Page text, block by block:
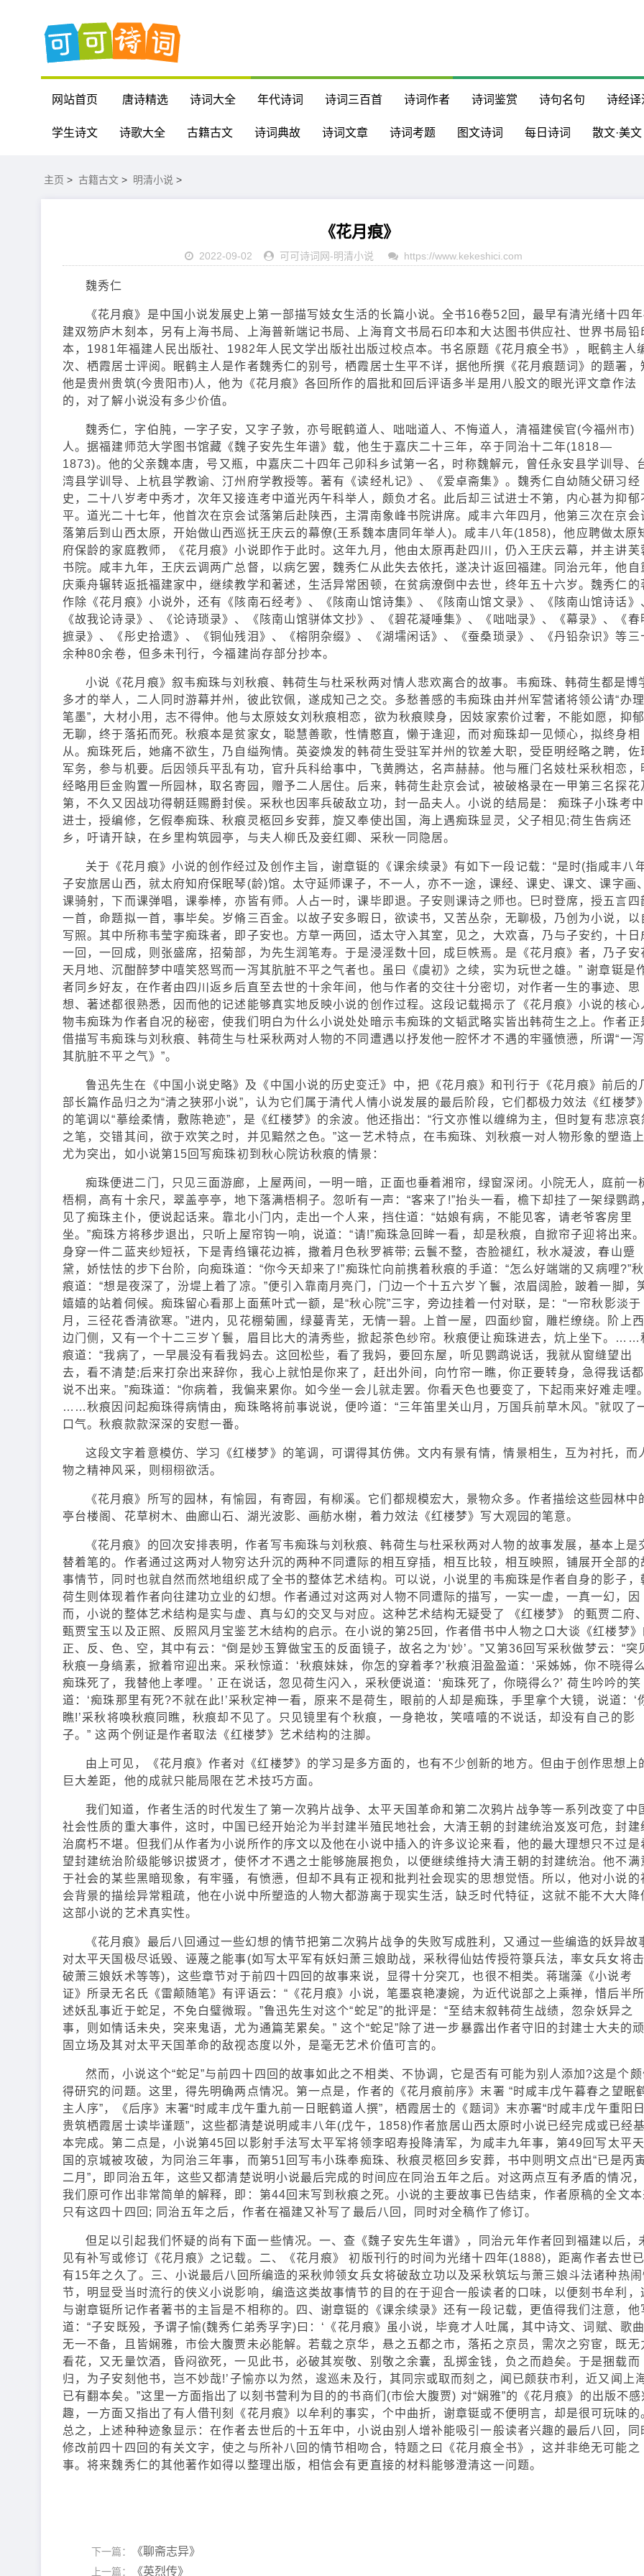
网站首页 唐诗精选 诗词大全 年代诗词 诗词三百首 诗词作者 诗词鉴赏 诗句名句 诗经译
学生诗文 诗歌大全 古籍古文 诗词典故 诗词文章 诗词考题 图文诗词 每日诗词 散文·美文
主页 > 古籍古文 > 明清小说 >
《花月痕》
2022-09-02 可可诗词网-明清小说 https://www.kekeshici.com
魏秀仁
《花月痕》是中国小说发展史上第一部描写妓女生活的长篇小说。全书16卷52回，最早有清光绪十四年
建双笏庐木刻本，另有上海书局、上海普新端记书局、上海育文书局石印本和大达图书供应社、世界书局铅
本，1981年福建人民出版社、1982年人民文学出版社出版过校点本。书名原题《花月痕全书》，眠鹤主人
次、栖霞居士评阅。眠鹤主人是作者魏秀仁的别号，栖霞居士生平不详，据他所撰《花月痕题词》的题署，
他是贵州贵筑(今贵阳市)人，他为《花月痕》各回所作的眉批和回后评语多半是用八股文的眼光评文章作法
的，对了解小说没有多少价值。
魏秀仁，字伯肫，一字子安，又字子敦，亦号眠鹤道人、咄咄道人、不悔道人，清福建侯官(今福州市)
人。据福建师范大学图书馆藏《魏子安先生年谱》载，他生于嘉庆二十三年，卒于同治十二年(1818—
1873)。他的父亲魏本唐，号又瓶，中嘉庆二十四年己卯科乡试第一名，时称魏解元，曾任永安县学训导、
湾县学训导、上杭县学教谕、汀州府学教授等。著有《读经札记》、《爱卓斋集》。魏秀仁自幼随父研习经
史，二十八岁考中秀才，次年又接连考中道光丙午科举人，颇负才名。此后却三试进士不第，内心甚为抑郁
平。道光二十七年，他首次在京会试落第后赴陕西，主渭南象峰书院讲席。咸丰六年四月，他第三次在京会
落第后到山西太原，开始做山西巡抚王庆云的幕僚(王系魏本唐同年举人)。咸丰八年(1858)，他应聘做太原
府保龄的家庭教师，《花月痕》小说即作于此时。这年九月，他由太原再赴四川，仍入王庆云幕，并主讲芙
书院。咸丰九年，王庆云调两广总督，以病乞罢，魏秀仁从此失去依托，遂决计返回福建。同治元年，他自
庆乘舟辗转返抵福建家中，继续教学和著述，生活异常困顿，在贫病潦倒中去世，终年五十六岁。魏秀仁的
作除《花月痕》小说外，还有《陔南石经考》、《陔南山馆诗集》、《陔南山馆文录》、《陔南山馆诗话》
《故我论诗录》、《论诗琐录》、《陔南山馆骈体文抄》、《碧花凝唾集》、《咄咄录》、《幕录》、《春
摭录》、《彤史拾遗》、《铜仙残泪》、《榕阴杂缀》、《湖壖闲话》、《蚕桑琐录》、《丹铅杂识》等三
余种80余卷，但多未刊行，今福建尚存部分抄本。
小说《花月痕》叙韦痴珠与刘秋痕、韩荷生与杜采秋两对情人悲欢离合的故事。韦痴珠、韩荷生都是博
多才的举人，二人同时游幕并州，彼此钦佩，遂成知己之交。多愁善感的韦痴珠由并州军营诸将领公请“办理
笔墨”，大材小用，志不得伸。他与太原妓女刘秋痕相恋，欲为秋痕赎身，因妓家索价过奢，不能如愿，抑郁
无聊，终于落拓而死。秋痕本是贫家女，聪慧善歌，性情憨直，懒于逢迎，而对痴珠却一见倾心，拟终身相
从。痴珠死后，她痛不欲生，乃自缢殉情。英姿焕发的韩荷生受驻军并州的钦差大职，受臣明经略之聘，佐
军务，参与机要。后因领兵平乱有功，官升兵科给事中，飞黄腾达，名声赫赫。他与雁门名妓杜采秋相恋，
经略用巨金购置一所园林，取名寄园，赠予二人居住。后来，韩荷生赴京会试，被破格录在一甲第三名探花
第，不久又因战功得朝廷赐爵封侯。采秋也因率兵破敌立功，封一品夫人。小说的结局是： 痴珠子小珠考中
进士，授编修，乞假奉痴珠、秋痕灵柩回乡安葬，旋又奉使出国，海上遇痴珠显灵，父子相见;荷生告病还
乡，吁请开缺，在乡里构筑园亭，与夫人柳氏及妾红卿、采秋一同隐居。
关于《花月痕》小说的创作经过及创作主旨，谢章铤的《课余续录》有如下一段记载：“是时(指咸丰八
子安旅居山西，就太府知府保眠琴(龄)馆。太守延师课子，不一人，亦不一途，课经、课史、课文、课字画、
课骑射，下而课弹唱，课拳棒，亦皆有师。人占一时，课毕即退。子安则课诗之师也。巳时登席，授五言四
一首，命题拟一首，事毕矣。岁脩三百金。以故子安多暇日，欲读书，又苦丛杂，无聊极，乃创为小说，以
写照。其中所称韦莹字痴珠者，即子安也。方草一两回，适太守入其室，见之，大欢喜，乃与子安约，十日
一回，一回成，则张盛席，招菊部，为先生润笔寿。于是浸淫数十回，成巨帙焉。是《花月痕》者，乃子安
天月地、沉酣醉梦中嘻笑怒骂而一泻其肮脏不平之气者也。虽曰《虞初》之续，实为玩世之雄。” 谢章铤是
者同乡好友，在作者由四川返乡后直至去世的十余年间，他与作者的交往十分密切，对作者一生的事迹、思
想、著述都很熟悉，因而他的记述能够真实地反映小说的创作过程。这段记载揭示了《花月痕》小说的核心
物韦痴珠为作者自况的秘密，使我们明白为什么小说处处暗示韦痴珠的文韬武略实皆出韩荷生之上。作者正
借描写韦痴珠与刘秋痕、韩荷生与杜采秋两对人物的不同遭遇以抒发他一腔怀才不遇的牢骚愤懑，所谓“一泻
其肮脏不平之气》”。
鲁迅先生在《中国小说史略》及《中国小说的历史变迁》中，把《花月痕》和刊行于《花月痕》前后的
部长篇作品归之为“清之狭邪小说”，认为它们属于清代人情小说发展的最后阶段，它们都极力效法《红楼梦》
的笔调以“摹绘柔情，敷陈艳迹”，是《红楼梦》的余波。他还指出：“行文亦惟以缠绵为主，但时复有悲凉哀
之笔，交错其间，欲于欢笑之时，并见黯然之色。”这一艺术特点，在韦痴珠、刘秋痕一对人物形象的塑造上
尤为突出，如小说第15回写痴珠初到秋心院访秋痕的情景：
痴珠便进二门，只见三面游廊，上屋两间，一明一暗，正面也垂着湘帘，绿窗深闭。小院无人，庭前一
梧桐，高有十余尺，翠盖亭亭，地下落满梧桐子。忽听有一声：“客来了!”抬头一看，檐下却挂了一架绿鹦鹉
见了痴珠主仆，便说起话来。靠北小门内，走出一个人来，挡住道：“姑娘有病，不能见客，请老爷客房里
坐。”痴珠方将移步退出，只听上屋帘钩一响，说道：“请!”痴珠急回眸一看，却是秋痕，自掀帘子迎将出来。
身穿一件二蓝夹纱短袄，下是青绉镶花边裤，撒着月色秋罗裤带; 云鬟不整，杏脸褪红，秋水凝波，春山蹙
黛，娇怯怯的步下台阶，向痴珠道：“你今天却来了!”痴珠忙向前携着秋痕的手道：“怎么好端端的又病哩?”秋
痕道：“想是夜深了，汾堤上着了凉。”便引入靠南月亮门，门边一个十五六岁丫鬟，浓眉阔脸，跛着一脚，
嬉嬉的站着伺候。痴珠留心看那上面蕉叶式一额，是“秋心院”三字，旁边挂着一付对联，是：“一帘秋影淡于
月，三径花香清欲寒。”进内，见花棚菊圃，绿蔓青芜，无情一碧。上首一屋，四面纱窗，雕栏缭绕。阶上西
边门侧，又有一个十二三岁丫鬟，眉目比大的清秀些，掀起茶色纱帘。秋痕便让痴珠进去，炕上坐下。……
痕道：“我病了，一早晨没有看我妈去。这回松些，看了我妈，要回东屋，听见鹦鹉说话，我就从窗缝望出
去，看不清楚;后来打杂出来辞你，我心上就怕是你来了，赶出外间，向竹帘一瞧，你正要转身，急得我话都
说不出来。”痴珠道：“你病着，我偏来累你。如今坐一会儿就走罢。你看天色也要变了，下起雨来好难走哩
……秋痕因问起痴珠得病情由，痴珠略将前事说说，便吟道：“三年笛里关山月，万国兵前草木风。”就叹了
口气。秋痕款款深深的安慰一番。
这段文字着意模仿、学习《红楼梦》的笔调，可谓得其仿佛。文内有景有情，情景相生，互为衬托，而
物之精神风采，则栩栩欲活。
《花月痕》所写的园林，有愉园，有寄园，有柳溪。它们都规模宏大，景物众多。作者描绘这些园林中
亭台楼阁、花草树木、曲廊山石、湖光波影、画舫水榭，着力效法《红楼梦》写大观园的笔意。
《花月痕》的回次安排表明，作者写韦痴珠与刘秋痕、韩荷生与杜采秋两对人物的故事发展，基本上是
替着笔的。作者通过这两对人物穷达升沉的两种不同遭际的相互穿插，相互比较，相互映照，铺展开全部的
事情节，同时也就自然而然地组织成了全书的整体艺术结构。可以说，小说里的韦痴珠是作者自身的影子，
荷生则体现着作者向往建功立业的幻想。作者通过对这两对人物不同遭际的描写，一实一虚，一真一幻，因
而，小说的整体艺术结构是实与虚、真与幻的交叉与对应。这种艺术结构无疑受了 《红楼梦》 的甄贾二府、
甄贾宝玉以及正照、反照风月宝鉴艺木结构的启示。在小说的第25回，作者借书中人物之口大谈《红楼梦》
正、反、色、空，其中有云：“倒是妙玉算做宝玉的反面镜子，故名之为‘妙’。”又第36回写采秋做梦云：“突
秋痕一身缟素，掀着帘迎出来。采秋惊道：‘秋痕妹妹，你怎的穿着孝?’秋痕泪盈盈道：‘采姊姊，你不晓得
痴珠死了，我替他上孝哩。’ 正在说话，忽见荷生闪入，采秋便说道：‘痴珠死了，你晓得么?’ 荷生吟吟的笑
道：‘痴珠那里有死?不就在此!’采秋定神一看，原来不是荷生，眼前的人却是痴珠，手里拿个大镜，说道：‘
瞧!’采秋将唤秋痕同瞧，秋痕却不见了。只见镜里有个秋痕，一身艳妆，笑嘻嘻的不说话，却没有自己的影
子。” 这两个例证是作者取法《红楼梦》艺术结构的注脚。
由上可见，《花月痕》作者对《红楼梦》的学习是多方面的，也有不少创新的地方。但由于创作思想上
巨大差距，他的成就只能局限在艺术技巧方面。
我们知道，作者生活的时代发生了第一次鸦片战争、太平天国革命和第二次鸦片战争等一系列改变了中
社会性质的重大事件，这时，中国已经开始沦为半封建半殖民地社会，大清王朝的封建统治岌岌可危，封建
治腐朽不堪。但我们从作者为小说所作的序文以及他在小说中插入的许多议论来看，他的最大理想只不过是
望封建统治阶级能够识拔贤才，使怀才不遇之士能够施展抱负，以便继续维持大清王朝的封建统治。他不满
于社会的某些黑暗现象，有牢骚，有愤懑，但却不具有正视和批判社会现实的思想觉悟。所以，他对小说的
会背景的描绘异常粗疏，他在小说中所塑造的人物大都游离于现实生活，缺乏时代特征，这就不能不大大降
这部小说的艺术真实性。
《花月痕》最后八回通过一些幻想的情节把第二次鸦片战争的失败写成胜利，又通过一些编造的妖异故
对太平天国极尽诋毁、诬蔑之能事(如写太平军有妖妇萧三娘助战，采秋得仙姑传授符箓兵法，率女兵女将击
破萧三娘妖术等等)，这些章节对于前四十四回的故事来说，显得十分突兀，也很不相类。蒋瑞藻《小说考
证》所录无名氏《雷颠随笔》有评语云：“《花月痕》小说，笔墨哀艳凄婉，为近代说部之上乘禅，惜后半所
述妖乱事近于蛇足，不免白璧微瑕。”鲁迅先生对这个“蛇足”的批评是：“至结末叙韩荷生战绩，忽杂妖异之
事，则如情话未央，突来鬼语，尤为通篇芜累矣。” 这个“蛇足”除了进一步暴露出作者守旧的封建士大夫的顽
固立场及其对太平天国革命的敌视态度以外，是毫无艺术价值可言的。
然而，小说这个“蛇足”与前四十四回的故事如此之不相类、不协调，它是否有可能为别人添加?这是个颇
得研究的问题。这里，得先明确两点情况。第一点是，作者的《花月痕前序》末署 “时咸丰戊午暮春之望眠
主人序”，《后序》末署“时咸丰戊午重九前一日眠鹤道人撰”，栖霞居士的《题词》末亦署“时咸丰戊午重阳日
贵筑栖霞居士读毕谨题”，这些都清楚说明咸丰八年(戊午，1858)作者旅居山西太原时小说已经完成或已经基
本完成。第二点是，小说第45回以影射手法写太平军将领李昭寿投降清军，为咸丰九年事，第49回写太平天
国的京城被攻破，为同治三年事，而第51回写韦小珠奉痴珠、秋痕灵柩回乡安葬，书中则明文点出“已是丙
二月”，即同治五年，这些又都清楚说明小说最后完成的时间应在同治五年之后。对这两点互有矛盾的情况，
我们原可作出非常简单的解释，即：第44回末写到秋痕之死。小说的主要故事已告结束，作者原稿的全文本
只有这四十四回; 同治五年之后，作者在福建又补写了最后八回，同时对全稿作了修订。
但足以引起我们怀疑的尚有下面一些情况。一、查《魏子安先生年谱》，同治元年作者回到福建以后，
见有补写或修订《花月痕》之记载。二、《花月痕》 初版刊行的时间为光绪十四年(1888)，距离作者去世已
有15年之久了。三、小说最后八回所编造的采秋帅领女兵女将破敌立功以及采秋筑坛与萧三娘斗法诸种热闹
节，明显受当时流行的侠义小说影响，编造这类故事情节的目的在于迎合一般读者的口味，以便刻书牟利，
与谢章铤所记作者著书的主旨是不相称的。四、谢章铤的《课余续录》还有一段记载，更值得我们注意，他
道：“子安既殁，予谓子愉(魏秀仁弟秀孚字)曰：‘《花月痕》虽小说，毕竟才人吐属，其中诗文、词赋、歌曲
无一不备，且皆娴雅，市侩大腹贾未必能解。若载之京华，悬之五都之市，落拓之京员，需次之穷宦，既无
看花，又无量饮酒，昏闷欲死，一见此书，必破其炭敬、别敬之余囊，乱掷金钱，负之而趋矣。于是捆载而
归，为子安刻他书，岂不妙哉!’子愉亦以为然，逡巡未及行，其同宗或取而刻之，闻已颇获市利，近又闻上
已有翻本矣。”这里一方面指出了以刻书营利为目的的书商们(市侩大腹贾) 对“娴雅”的《花月痕》的出版不感
趣，一方面又指出了有人借刊刻《花月痕》以牟利的事实，个中曲折，谢章铤或不便明言，却是很可玩味的
总之，上述种种迹象显示：在作者去世后的十五年中，小说由别人增补能吸引一般读者兴趣的最后八回，同
修改前四十四回的有关文字，使之与所补八回的情节相吻合，特题之曰《花月痕全书》，这并非绝无可能之
事。将来魏秀仁的其他著作如得以整理出版，相信会有更直接的材料能够澄清这一问题。
下一篇： 《聊斋志异》
上一篇： 《英烈传》